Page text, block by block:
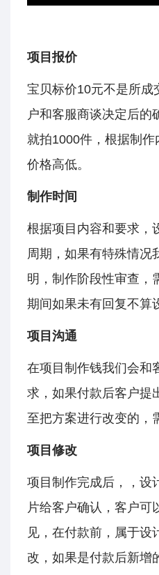
项目报价
宝贝标价10元不是所成
户和客服商谈决定后的
就拍1000件，根据制
价格高低。
制作时间
根据项目内容和要求，
周期，如果有特殊情况
明，制作阶段性审查，
期间如果未有回复不算
项目沟通
在项目制作钱我们会和
求，如果付款后客户提
至把方案进行改变的，
项目修改
项目制作完成后，，设
片给客户确认，客户可
见，在付款前，属于设
改，如果是付款后新增